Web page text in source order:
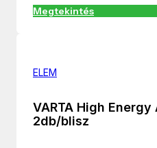
Megtekintés
ELEM
VARTA High
2db/blisz